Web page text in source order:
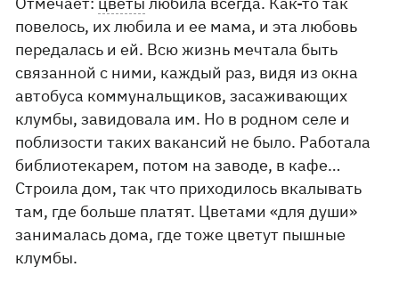
повелось, их любила и ее мама, и эта любовь
передалась и ей. Всю жизнь мечтала быть
связанной с ними, каждый раз, видя из окна
автобуса коммунальщиков, засаживающих
клумбы, завидовала им. Но в родном селе и
поблизости таких вакансий не было. Работала
библиотекарем, потом на заводе, в кафе…
Строила дом, так что приходилось вкалывать
там, где больше платят. Цветами «для души»
занималась дома, где тоже цветут пышные
клумбы.